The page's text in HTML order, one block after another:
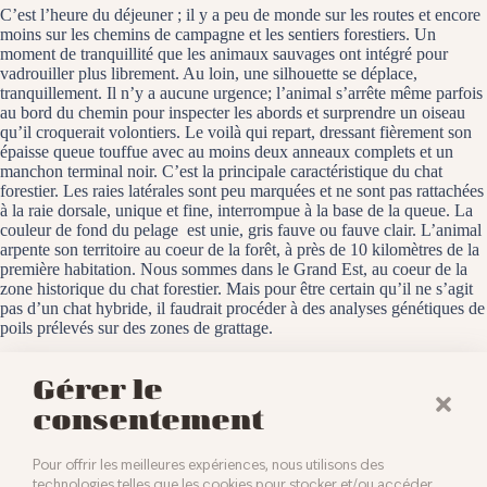
Gérer le
consentement
Pour offrir les meilleures expériences, nous utilisons des
C’est l’heure du déjeuner ; il y a peu de monde sur les routes et encore
moins sur les chemins de campagne et les sentiers forestiers. Un
moment de tranquillité que les animaux sauvages ont intégré pour
vadrouiller plus librement. Au loin, une silhouette se déplace,
tranquillement. Il n’y a aucune urgence; l’animal s’arrête même parfois
au bord du chemin pour inspecter les abords et surprendre un oiseau
qu’il croquerait volontiers. Le voilà qui repart, dressant fièrement son
épaisse queue touffue avec au moins deux anneaux complets et un
manchon terminal noir. C’est la principale caractéristique du chat
forestier. Les raies latérales sont peu marquées et ne sont pas rattachées
à la raie dorsale, unique et fine, interrompue à la base de la queue. La
couleur de fond du pelage est unie, gris fauve ou fauve clair. L’animal
arpente son territoire au coeur de la forêt, à près de 10 kilomètres de la
première habitation. Nous sommes dans le Grand Est, au coeur de la
zone historique du chat forestier. Mais pour être certain qu’il ne s’agit
pas d’un chat hybride, il faudrait procéder à des analyses génétiques de
poils prélevés sur des zones de grattage.